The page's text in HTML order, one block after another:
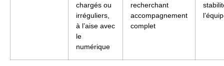
chargés ou
irréguliers,
à l’aise avec
le
numérique
recherchant
accompagnement
complet